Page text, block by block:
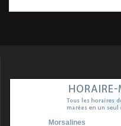
l’article
Morsalines